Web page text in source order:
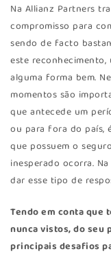
Na Allianz Partners
compromisso para
sendo de facto
este
alguma forma bem.
momentos são
que antecede um
ou para fora do país,
que possuem o
inesperado ocorra.
dar esse tipo de
Tendo em conta que
nunca vistos, do seu
principais desafios